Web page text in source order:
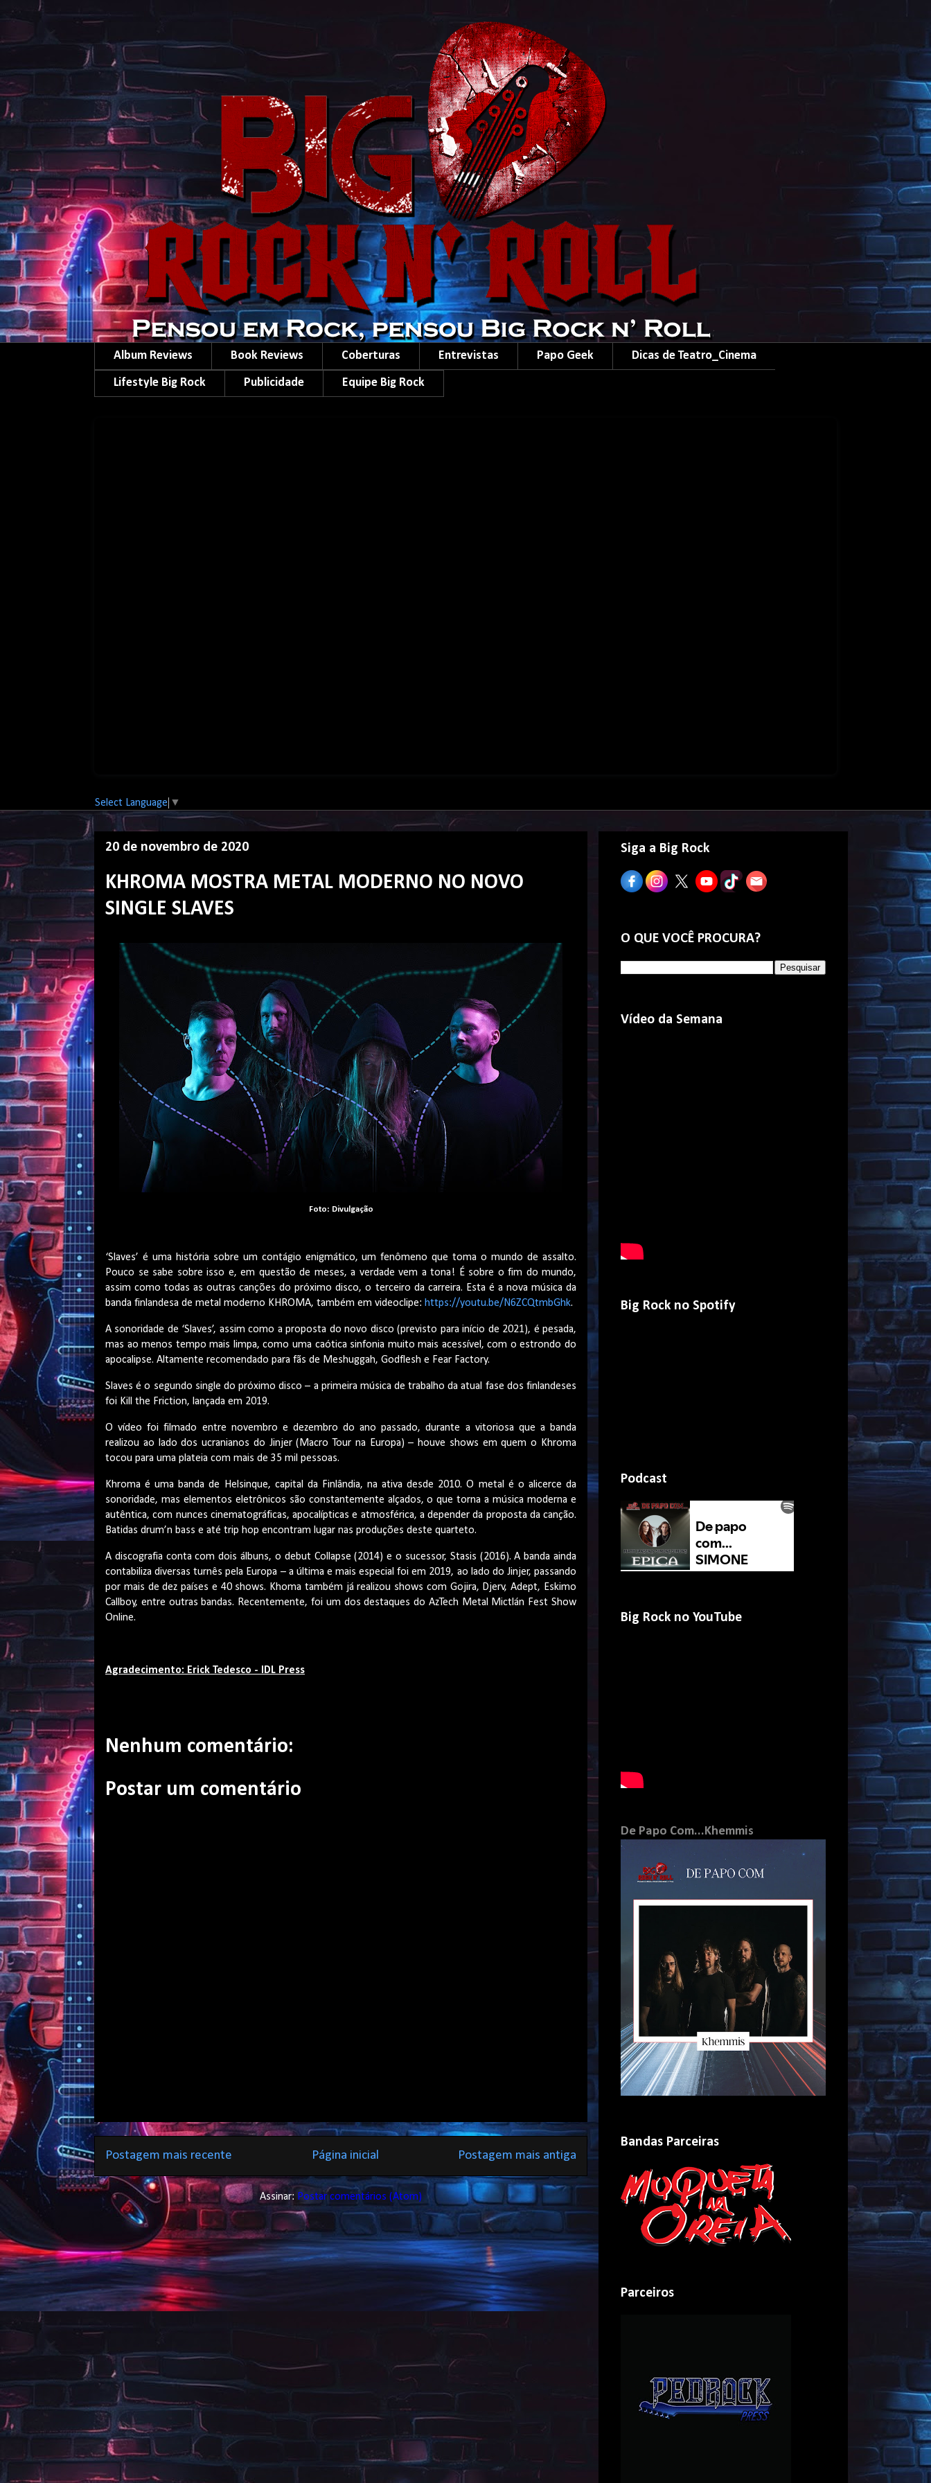
Album Reviews Book Reviews Coberturas Entrevistas Papo Geek Dicas de Teatro_Cinema
Lifestyle Big Rock Publicidade Equipe Big Rock
Select Language ▼
20 de novembro de 2020
KHROMA MOSTRA METAL MODERNO NO NOVO
SINGLE SLAVES
Foto: Divulgação
‘Slaves’ é uma história sobre um contágio enigmático, um fenômeno que toma o mundo de assalto.
Pouco se sabe sobre isso e, em questão de meses, a verdade vem a tona! É sobre o fim do mundo,
assim como todas as outras canções do próximo disco, o terceiro da carreira. Esta é a nova música da
banda finlandesa de metal moderno KHROMA, também em videoclipe: https://youtu.be/N6ZCQtmbGhk.
A sonoridade de ‘Slaves’, assim como a proposta do novo disco (previsto para início de 2021), é pesada,
mas ao menos tempo mais limpa, como uma caótica sinfonia muito mais acessível, com o estrondo do
apocalipse. Altamente recomendado para fãs de Meshuggah, Godflesh e Fear Factory.
Slaves é o segundo single do próximo disco – a primeira música de trabalho da atual fase dos finlandeses
foi Kill the Friction, lançada em 2019.
O vídeo foi filmado entre novembro e dezembro do ano passado, durante a vitoriosa que a banda
realizou ao lado dos ucranianos do Jinjer (Macro Tour na Europa) – houve shows em quem o Khroma
tocou para uma plateia com mais de 35 mil pessoas.
Khroma é uma banda de Helsinque, capital da Finlândia, na ativa desde 2010. O metal é o alicerce da
sonoridade, mas elementos eletrônicos são constantemente alçados, o que torna a música moderna e
autêntica, com nunces cinematográficas, apocalípticas e atmosférica, a depender da proposta da canção.
Batidas drum’n bass e até trip hop encontram lugar nas produções deste quarteto.
A discografia conta com dois álbuns, o debut Collapse (2014) e o sucessor, Stasis (2016). A banda ainda
contabiliza diversas turnês pela Europa – a última e mais especial foi em 2019, ao lado do Jinjer, passando
por mais de dez países e 40 shows. Khoma também já realizou shows com Gojira, Djerv, Adept, Eskimo
Callboy, entre outras bandas. Recentemente, foi um dos destaques do AzTech Metal Mictlán Fest Show
Online.
Agradecimento: Erick Tedesco - IDL Press
Nenhum comentário:
Postar um comentário
Postagem mais recente Postagem mais antiga
Página inicial
Assinar: Postar comentários (Atom)
Siga a Big Rock
O QUE VOCÊ PROCURA?
Vídeo da Semana
Big Rock no Spotify
Podcast
Big Rock no YouTube
De Papo Com...Khemmis
Bandas Parceiras
Parceiros